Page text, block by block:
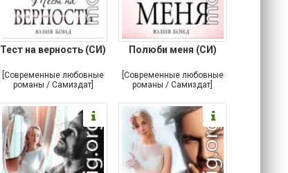
Тест на верность (СИ)
[Современные любовные
романы / Самиздат]
Полюби меня (СИ)
[Современные любовные
романы / Самиздат]